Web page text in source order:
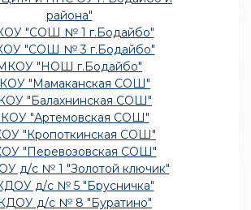
района"
"СОШ № 1 г.Бодайбо"
"СОШ № 3 г.Бодайбо"
"НОШ г.Бодайбо"
"Мамаканская СОШ"
"Балахнинская СОШ"
"Артемовская СОШ"
"Кропоткинская СОШ"
"Перевозовская СОШ"
д/с № 1 "Золотой ключик"
д/с № 5 "Брусничка"
д/с № 8 "Буратино"